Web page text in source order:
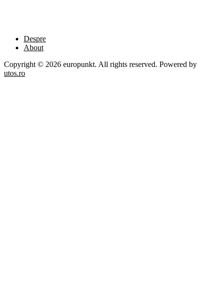
Despre
About
Copyright © 2026 europunkt. All rights reserved. Powered by
utos.ro